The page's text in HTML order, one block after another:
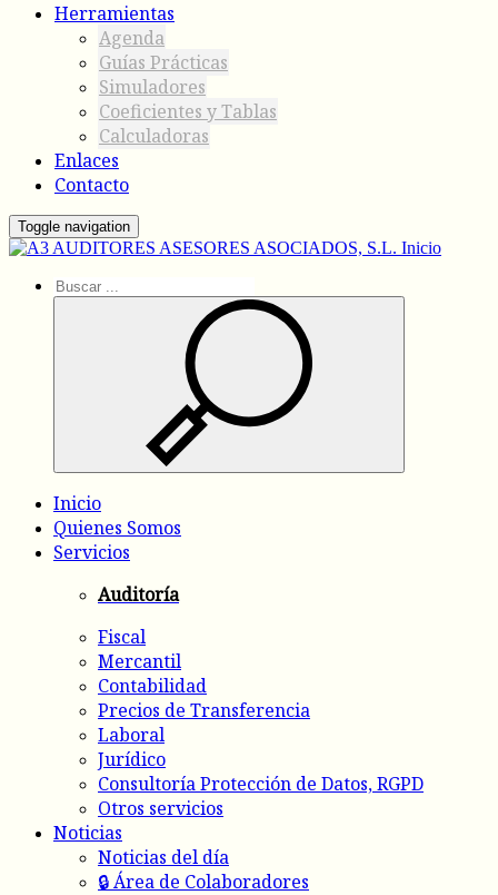
Herramientas
Agenda
Guías Prácticas
Simuladores
Coeficientes y Tablas
Calculadoras
Enlaces
Contacto
Toggle navigation
Inicio
Inicio
Quienes Somos
Servicios
Auditoría
Fiscal
Mercantil
Contabilidad
Precios de Transferencia
Laboral
Jurídico
Consultoría Protección de Datos, RGPD
Otros servicios
Noticias
Noticias del día
🔒 Área de Colaboradores